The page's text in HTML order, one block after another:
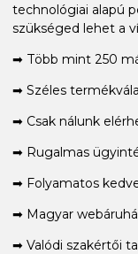
technológiai alapú
szükséged lehet a
➡ Több mint 250
➡ Széles
➡ Csak nálunk
➡ Rugalmas
➡ Folyamatos
➡ Magyar
➡ Valódi szakértői